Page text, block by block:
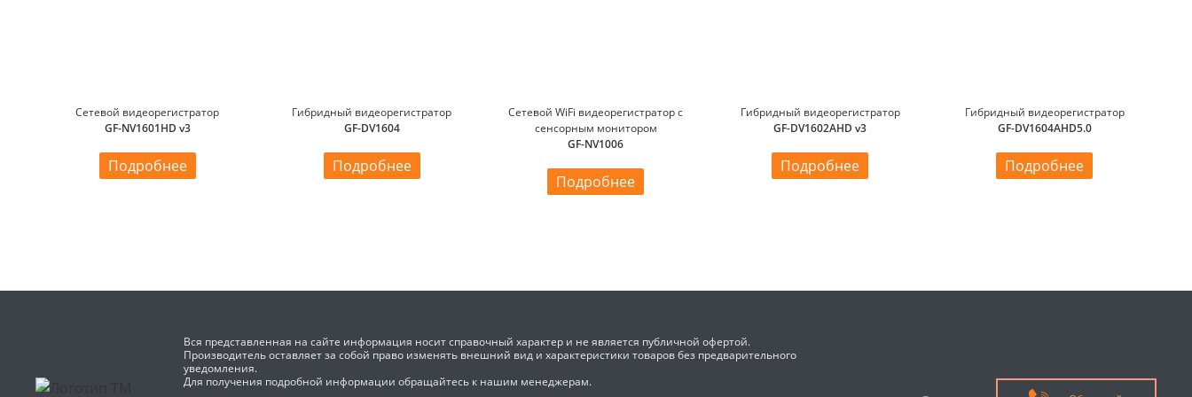
Сетевой видеорегистратор
GF-NV1601HD v3
Подробнее
Гибридный видеорегистратор
GF-DV1604
Подробнее
Сетевой WiFi видеорегистратор с
сенсорным монитором
GF-NV1006
Подробнее
Гибридный видеорегистратор
GF-DV1602AHD v3
Подробнее
Гибридный видеорегистратор
GF-DV1604AHD5.0
Подробнее
Вся представленная на сайте информация носит справочный характер и не является публичной офертой.
Производитель оставляет за собой право изменять внешний вид и характеристики товаров без предварительного
уведомления.
Для получения подробной информации обращайтесь к нашим менеджерам.